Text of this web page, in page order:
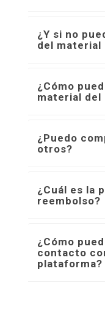
¿Y si no
del material
¿Cómo
material del
¿Puedo
otros?
¿Cuál es la
reembolso?
¿Cómo
contacto
plataforma?